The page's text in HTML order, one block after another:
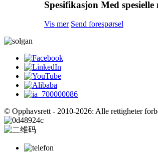
Spesifikasjon Med
Vis mer Send forespørsel
© Opphavsrett - 2010-2026: Alle rettigheter